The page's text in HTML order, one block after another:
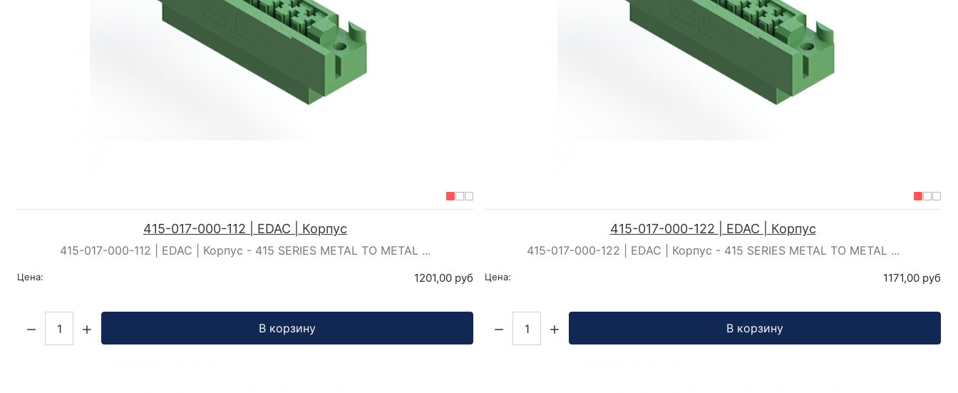
415-017-000-112 | EDAC | Корпус
415-017-000-112 | EDAC | Корпус - 415 SERIES METAL TO METAL ...
Цена: 1201,00 руб
В корзину
415-017-000-122 | EDAC | Корпус
415-017-000-122 | EDAC | Корпус - 415 SERIES METAL TO METAL ...
Цена: 1171,00 руб
В корзину